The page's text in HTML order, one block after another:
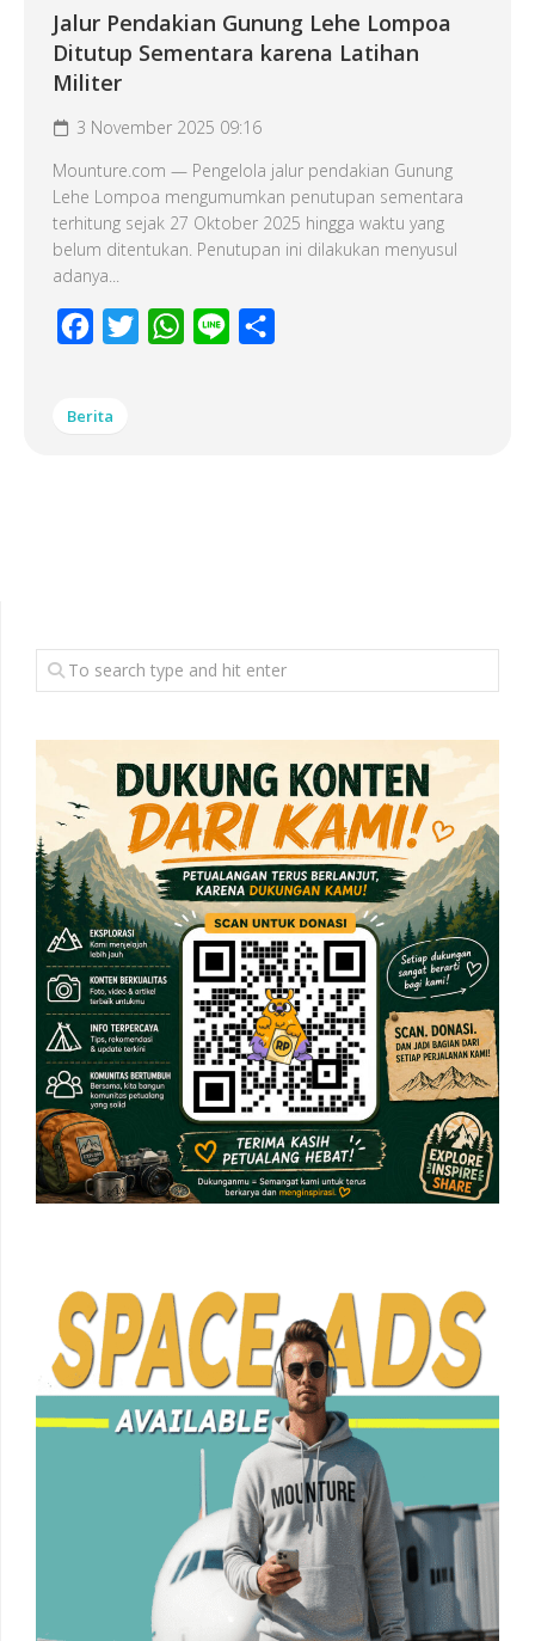
Jalur Pendakian Gunung Lehe Lompoa
Ditutup Sementara karena Latihan
Militer
3 November 2025 09:16
Mounture.com — Pengelola jalur pendakian Gunung
Lehe Lompoa mengumumkan penutupan sementara
terhitung sejak 27 Oktober 2025 hingga waktu yang
belum ditentukan. Penutupan ini dilakukan menyusul
adanya...
Facebook
Twitter WhatsApp
Line
Berita